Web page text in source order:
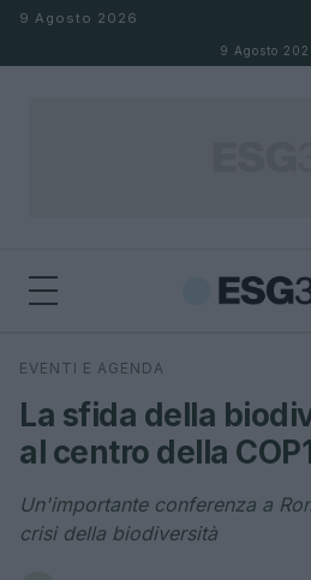
Salta al contenuto
9 Agosto 2026
9 Agosto
Cerca
EVENTI E AGENDA
La sfida della
al centro della
Un'importante conferenza a
crisi della biodiversità